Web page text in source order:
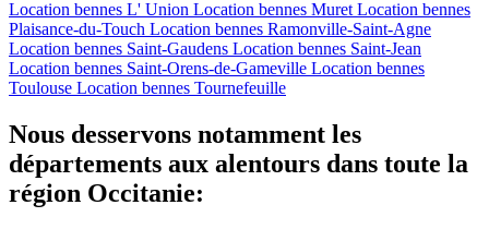
Location bennes L' Union Location bennes Muret Location bennes
Plaisance-du-Touch Location bennes Ramonville-Saint-Agne
Location bennes Saint-Gaudens Location bennes Saint-Jean
Location bennes Saint-Orens-de-Gameville Location bennes
Toulouse Location bennes Tournefeuille
Nous desservons notamment les
départements aux alentours dans toute la
région Occitanie: